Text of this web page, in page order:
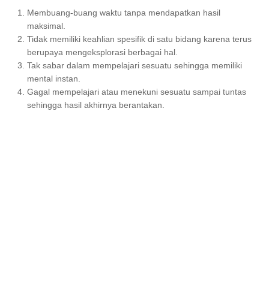
Membuang-buang waktu tanpa mendapatkan hasil
maksimal.
Tidak memiliki keahlian spesifik di satu bidang karena terus
berupaya mengeksplorasi berbagai hal.
Tak sabar dalam mempelajari sesuatu sehingga memiliki
mental instan.
Gagal mempelajari atau menekuni sesuatu sampai tuntas
sehingga hasil akhirnya berantakan.